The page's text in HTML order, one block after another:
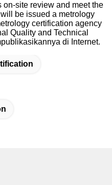
on-site review and meet the
be issued a metrology
certification agency
Quality and Technical
di Internet.